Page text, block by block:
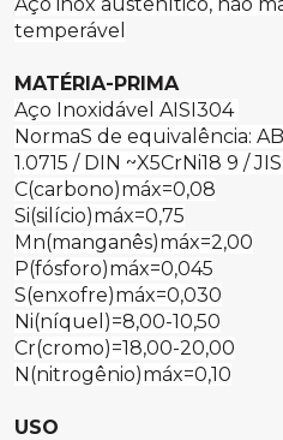
temperável
MATÉRIA-PRIMA
Aço Inoxidável AISI304
NormaS de equivalência:
1.0715 / DIN ~X5CrNi18 9 /
C(carbono)máx=0,08
Si(silício)máx=0,75
Mn(manganês)máx=2,00
P(fósforo)máx=0,045
S(enxofre)máx=0,030
Ni(níquel)=8,00-10,50
Cr(cromo)=18,00-20,00
N(nitrogênio)máx=0,10
USO